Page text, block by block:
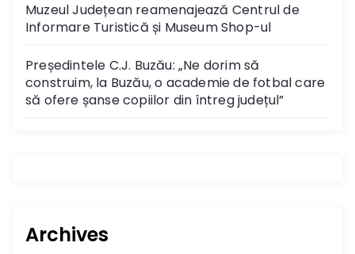
Muzeul Județean reamenajează Centrul de
Informare Turistică și Museum Shop-ul
Președintele C.J. Buzău: „Ne dorim să
construim, la Buzău, o academie de fotbal care
să ofere șanse copiilor din întreg județul”
Archives